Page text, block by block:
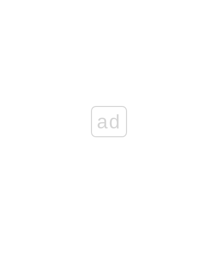
ad